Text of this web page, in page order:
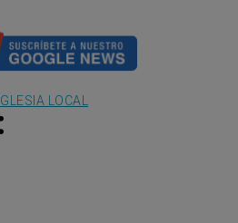
IGLESIA LOCAL